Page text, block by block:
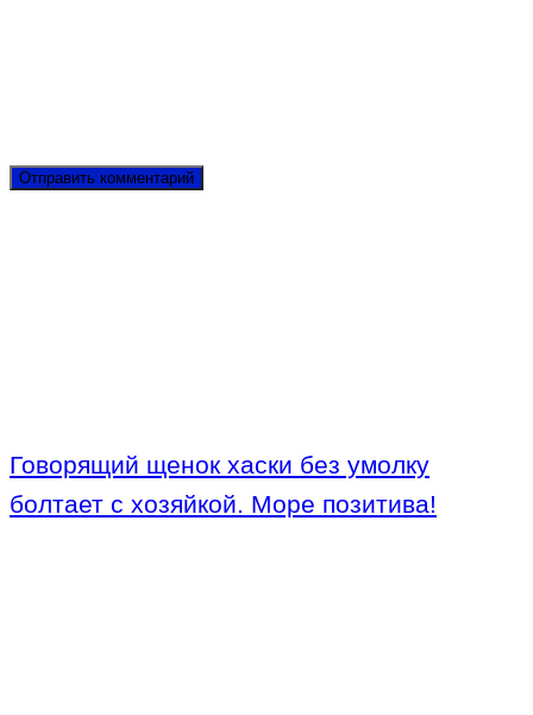
Говорящий щенок хаски без умолку
болтает с хозяйкой. Море позитива!